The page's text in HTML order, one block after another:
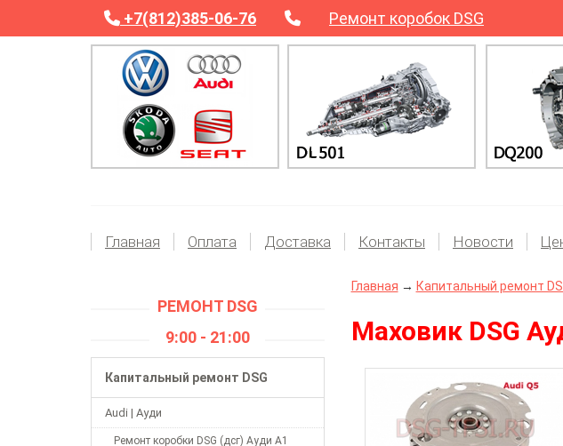
+7(812)385-06-76 Ремонт коробок DSG
Главная Оплата Доставка Контакты Новости
РЕМОНТ DSG
9:00 - 21:00
Капитальный ремонт DSG
Audi | Ауди
Ремонт коробки DSG (дсг) Ауди А1
Главная → Капитальный ремонт
Маховик DSG